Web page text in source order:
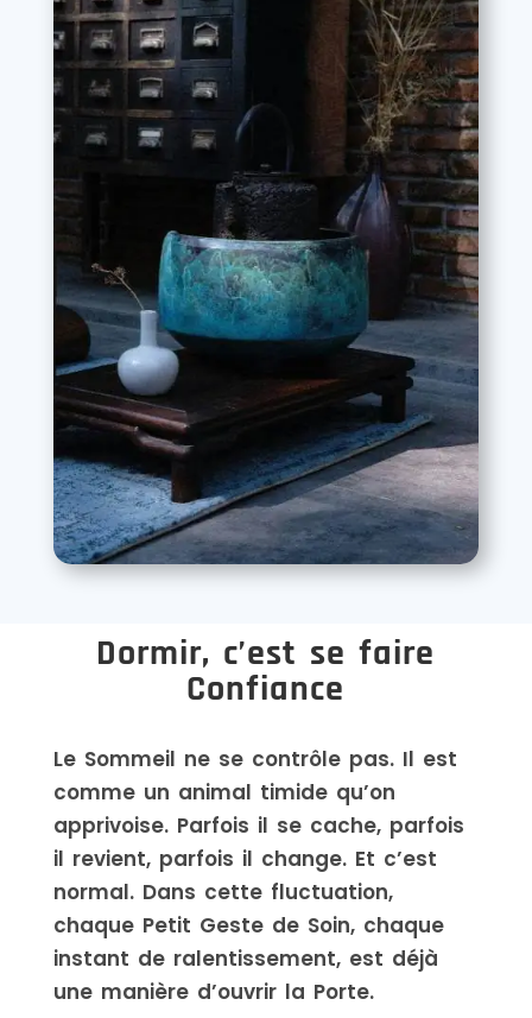
Dormir, c’est se faire
Confiance
Le Sommeil ne se contrôle pas. Il est
comme un animal timide qu’on
apprivoise. Parfois il se cache, parfois
il revient, parfois il change. Et c’est
normal. Dans cette fluctuation,
chaque Petit Geste de Soin, chaque
instant de ralentissement, est déjà
une manière d’ouvrir la Porte.